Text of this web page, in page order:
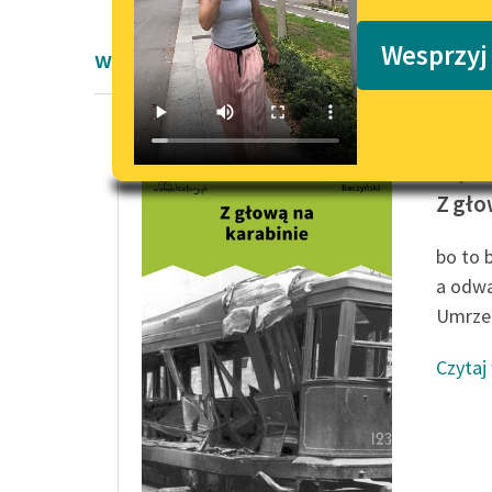
wiersze okresu współczesności
Z
bo to
a
Czytaj